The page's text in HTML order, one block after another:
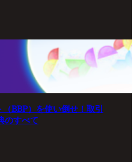
BBP）を使い倒せ！取引
のすべて